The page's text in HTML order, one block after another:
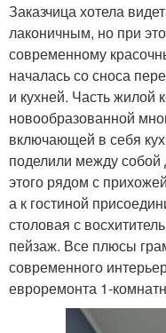
Заказчица хотела
лаконичным, но при
современному
началась со сноса
и кухней. Часть жилой
новообразованной
включающей в себя
поделили между
этого рядом с
а к гостиной
столовая с
пейзаж. Все плюсы
современного
евроремонта 1-